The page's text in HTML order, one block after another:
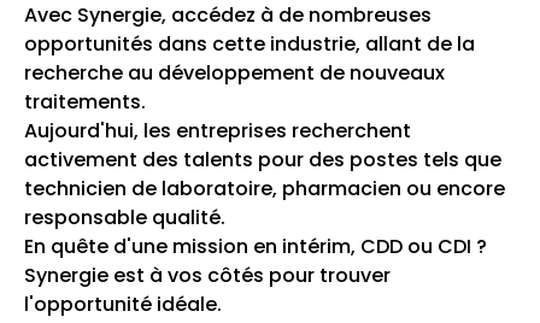
Avec Synergie, accédez à de nombreuses
opportunités dans cette industrie, allant de la
recherche au développement de nouveaux
traitements.
Aujourd'hui, les entreprises recherchent
activement des talents pour des postes tels que
technicien de laboratoire, pharmacien ou encore
responsable qualité.
En quête d'une mission en intérim, CDD ou CDI ?
Synergie est à vos côtés pour trouver
l'opportunité idéale.